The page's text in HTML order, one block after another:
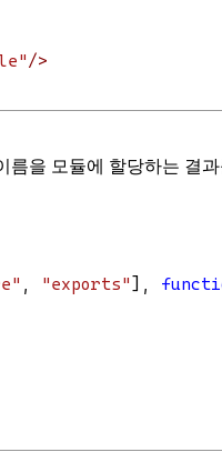
/>
름을 모듈에 할당하는 결
, "exports" ],